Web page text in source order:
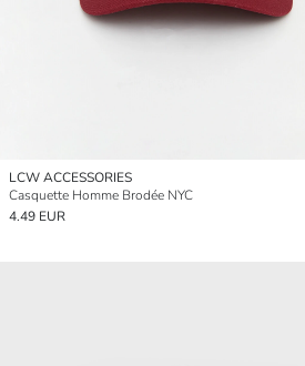
LCW ACCESSORIES
Casquette Homme Brodée NYC
4.49 EUR